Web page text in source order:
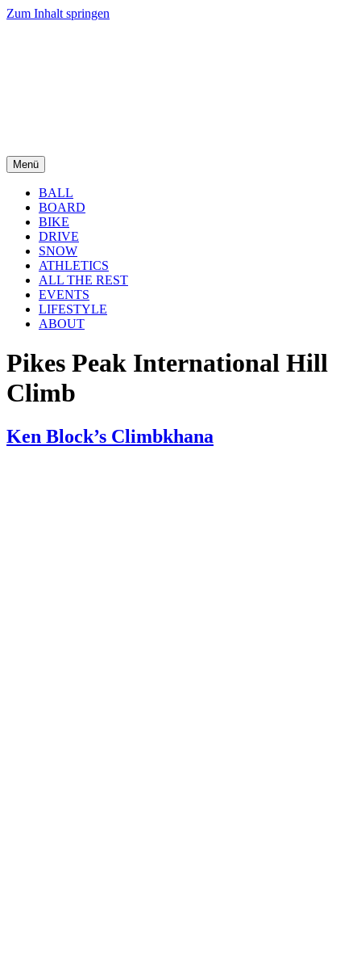
Zum Inhalt springen
Menü
BALL
BOARD
BIKE
DRIVE
SNOW
ATHLETICS
ALL THE REST
EVENTS
LIFESTYLE
ABOUT
Pikes Peak International Hill
Climb
Ken Block’s Climbkhana